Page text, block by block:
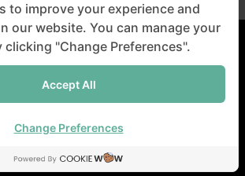
ยความเป็นส่วนตัว|นโยบายคุกกี้
2024 |AllRight Reserved
Brainwell Medical
to improve your experience and
our website. You can manage your
clicking "Change Preferences".
Accept All
Change Preferences